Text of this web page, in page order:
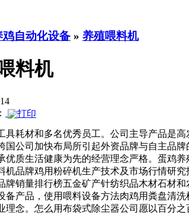
鸡自动化设备 » 养殖喂料机
料机
材和多名优秀员工。公司主导产品是高
国公司加快布局所引起外资品牌与自主品
优质生活健康为先的经营理念严格。蛋鸡
机品牌鸡用粉碎机生产技术及市场行情研
牌销量排行榜五金矿产针纺织品木材石材
备产品，使用喂料设备方法肉鸡用粪盘清
理念。怎么用布袋式除尘器公司愿以百分